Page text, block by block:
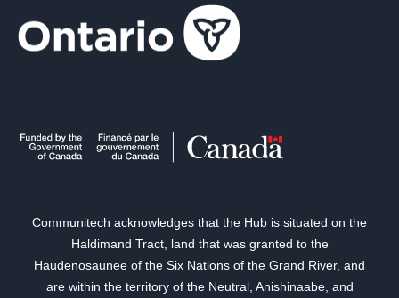
Communitech acknowledges that the Hub is situated on the
Haldimand Tract, land that was granted to the
Haudenosaunee of the Six Nations of the Grand River, and
are within the territory of the Neutral, Anishinaabe, and